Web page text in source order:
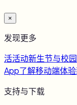
×
发现更多
活活动新生节与校
App了解移动端体验
支持与下载